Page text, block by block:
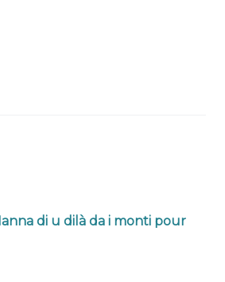
di u dilà da i monti pour